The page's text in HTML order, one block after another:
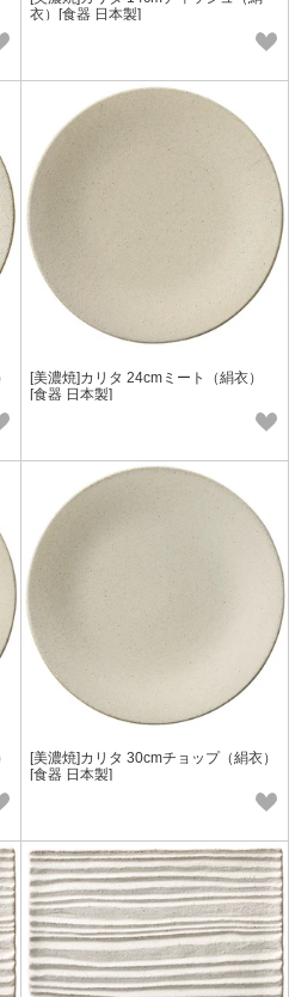
衣）[食器 日本製]
[美濃焼]カリタ 24cmミート（絹衣）
[食器 日本製]
[美濃焼]カリタ 30cmチョップ（絹衣）
[食器 日本製]